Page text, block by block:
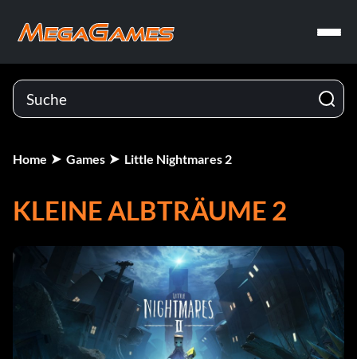
Home Games Little Nightmares 2
KLEINE ALBTRÄUME 2